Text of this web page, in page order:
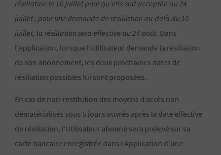
résiliation le 10 juillet pour qu’elle soit acceptée au 24
juillet ; pour une demande de résiliation au-delà du 10
juillet, la résiliation sera effective au 24 août. Dans
l’Application, lorsque l’utilisateur demande la résiliation
de son abonnement, les deux prochaines dates de
résiliation possibles lui sont proposées.
En cas de non-restitution des moyens d’accès non
dématérialisés sous 5 jours ouvrés après la date effective
de résiliation, l’Utilisateur abonné sera prélevé sur sa
carte bancaire enregistrée dans l’Application d’une